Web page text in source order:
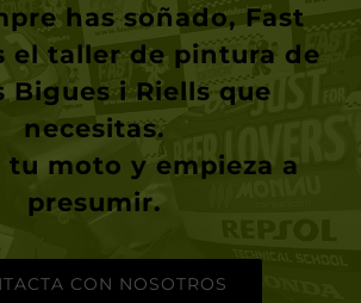
has soñado, Fast
el taller de pintura de
Bigues i Riells que
necesitas.
tu moto y empieza a
presumir.
CON NOSOTROS